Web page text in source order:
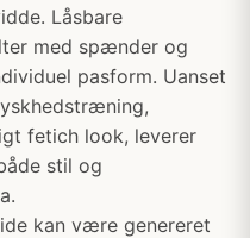
Låsbare
med spænder og
pasform. Uanset
fetich look, leverer
stil og
kan være genereret